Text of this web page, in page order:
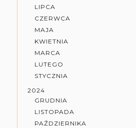
LIPCA
CZERWCA
MAJA
KWIETNIA
MARCA
LUTEGO
STYCZNIA
2024
GRUDNIA
LISTOPADA
PAŹDZIERNIKA